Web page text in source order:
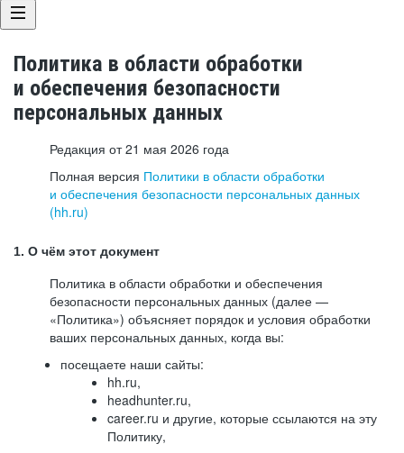
Политика в области обработки
и обеспечения безопасности
персональных данных
Редакция от 21 мая 2026 года
Полная версия Политики в области обработки
и обеспечения безопасности персональных данных
(hh.ru)
1. О чём этот документ
Политика в области обработки и обеспечения
безопасности персональных данных (далее —
«Политика») объясняет порядок и условия обработки
ваших персональных данных, когда вы:
посещаете наши сайты:
hh.ru,
headhunter.ru,
career.ru и другие, которые ссылаются на эту
Политику,